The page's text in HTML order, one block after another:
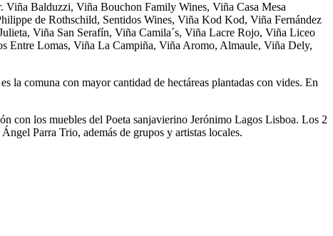
Viña Balduzzi, Viña Bouchon Family Wines, Viña Casa Mesa
de Rothschild, Sentidos Wines, Viña Kod Kod, Viña Fernández
Viña San Serafín, Viña Camila´s, Viña Lacre Rojo, Viña Liceo
Entre Lomas, Viña La Campiña, Viña Aromo, Almaule, Viña Dely,
la comuna con mayor cantidad de hectáreas plantadas con vides. En
con los muebles del Poeta sanjavierino Jerónimo Lagos Lisboa. Los 2
Parra Trio, además de grupos y artistas locales.